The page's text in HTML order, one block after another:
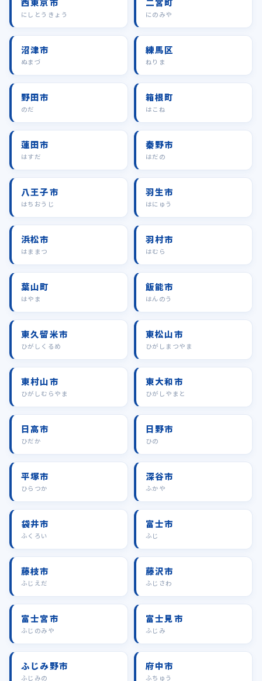
にしとうきょう にのみや
沼津市
ぬまづ
練馬区
ねりま
野田市
のだ
箱根町
はこね
蓮田市
はすだ
秦野市
はだの
八王子市
はちおうじ
羽生市
はにゅう
浜松市
はままつ
羽村市
はむら
葉山町
はやま
飯能市
はんのう
東久留米市
ひがしくるめ
東松山市
ひがしまつやま
東村山市
ひがしむらやま
東大和市
ひがしやまと
日高市
ひだか
日野市
ひの
平塚市
ひらつか
深谷市
ふかや
袋井市
ふくろい
富士市
ふじ
藤枝市
ふじえだ
藤沢市
ふじさわ
富士宮市
ふじのみや
富士見市
ふじみ
ふじみ野市
ふじみの
府中市
ふちゅう